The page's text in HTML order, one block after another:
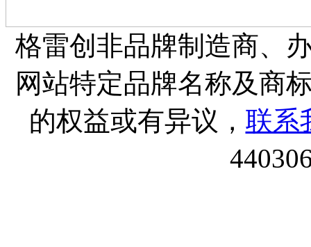
格雷创非品牌制造商、
网站特定品牌名称及商
的权益或有异议， 联系